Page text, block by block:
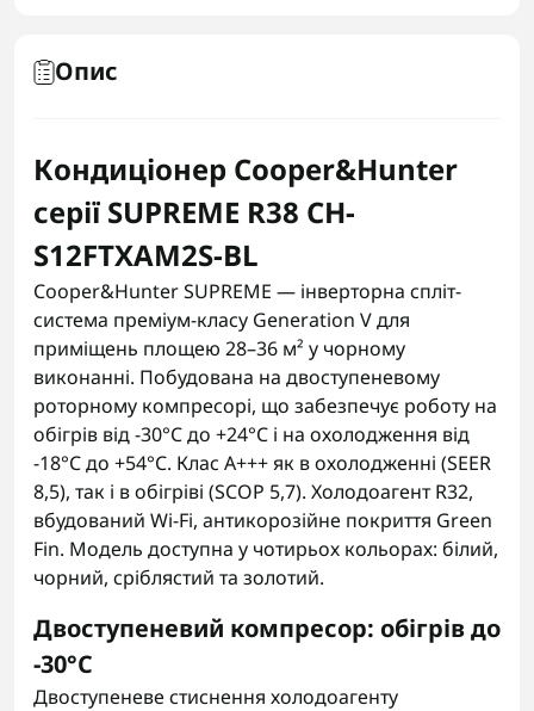
Опис
Кондиціонер Cooper&Hunter
серії SUPREME R38 CH-
S12FTXAM2S-BL
Cooper&Hunter SUPREME — інверторна спліт-
система преміум-класу Generation V для
приміщень площею 28–36 м² у чорному
виконанні. Побудована на двоступеневому
роторному компресорі, що забезпечує роботу на
обігрів від -30°C до +24°C і на охолодження від
-18°C до +54°C. Клас A+++ як в охолодженні (SEER
8,5), так і в обігріві (SCOP 5,7). Холодоагент R32,
вбудований Wi-Fi, антикорозійне покриття Green
Fin. Модель доступна у чотирьох кольорах: білий,
чорний, сріблястий та золотий.
Двоступеневий компресор: обігрів до
-30°C
Двоступеневе стиснення холодоагенту